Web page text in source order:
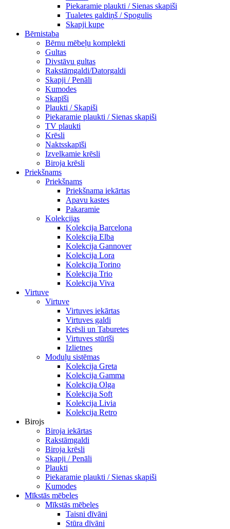
Piekaramie plaukti / Sienas skapiši
Tualetes galdiņš / Spogulis
Skapji kupe
Bērnistaba
Bērnu mēbeļu komplekti
Gultas
Divstāvu gultas
Rakstāmgaldi/Datorgaldi
Skapji / Penāli
Kumodes
Skapīši
Plaukti / Skapiši
Piekaramie plaukti / Sienas skapiši
TV plaukti
Krēsli
Naktsskapīši
Izvelkamie krēsli
Biroja krēsli
Priekšnams
Priekšnams
Priekšnama iekārtas
Apavu kastes
Pakaramie
Kolekcijas
Kolekcija Barcelona
Kolekcija Elba
Kolekcija Gannover
Kolekcija Lora
Kolekcija Torino
Kolekcija Trio
Kolekcija Viva
Virtuve
Virtuve
Virtuves iekārtas
Virtuves galdi
Krēsli un Taburetes
Virtuves stūrīši
Izlietnes
Moduļu sistēmas
Kolekcija Greta
Kolekcija Gamma
Kolekcija Olga
Kolekcija Soft
Kolekcija Livia
Kolekcija Retro
Birojs
Biroja iekārtas
Rakstāmgaldi
Biroja krēsli
Skapji / Penāli
Plaukti
Piekaramie plaukti / Sienas skapiši
Kumodes
Mīkstās mēbeles
Mīkstās mēbeles
Taisni dīvāni
Stūra dīvāni